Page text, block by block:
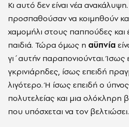
Κι αυτό δεν είναι νέα
προσπαθούσαν να κοιμηθούν
χαμομήλι στους παππούδες και
παιδιά. Τώρα όμως η αϋπνία
γι΄αυτήν παραπονιούνται. Ίσως
γκρινιάρηδες, ίσως επειδή
λιγότερο. Ή ίσως επειδή ο ύπνος
πολυτελείας και μια ολόκληρη
που υπόσχεται να τον βελτιώσει.